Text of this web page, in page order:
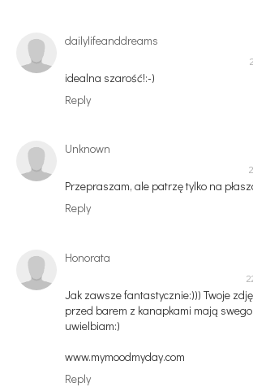
dailylifeanddreams
idealna szarość!:-)
Reply
Unknown
Przepraszam, ale patrzę tylko na
Reply
Honorata
Jak zawsze fantastycznie:))) Twoje
przed barem z kanapkami mają
uwielbiam:)
www.mymoodmyday.com
Reply